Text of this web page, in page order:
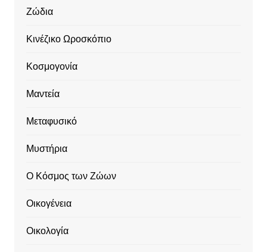
Ζώδια
Κινέζικο Ωροσκόπιο
Κοσμογονία
Μαντεία
Μεταφυσικό
Μυστήρια
Ο Κόσμος των Ζώων
Οικογένεια
Οικολογία